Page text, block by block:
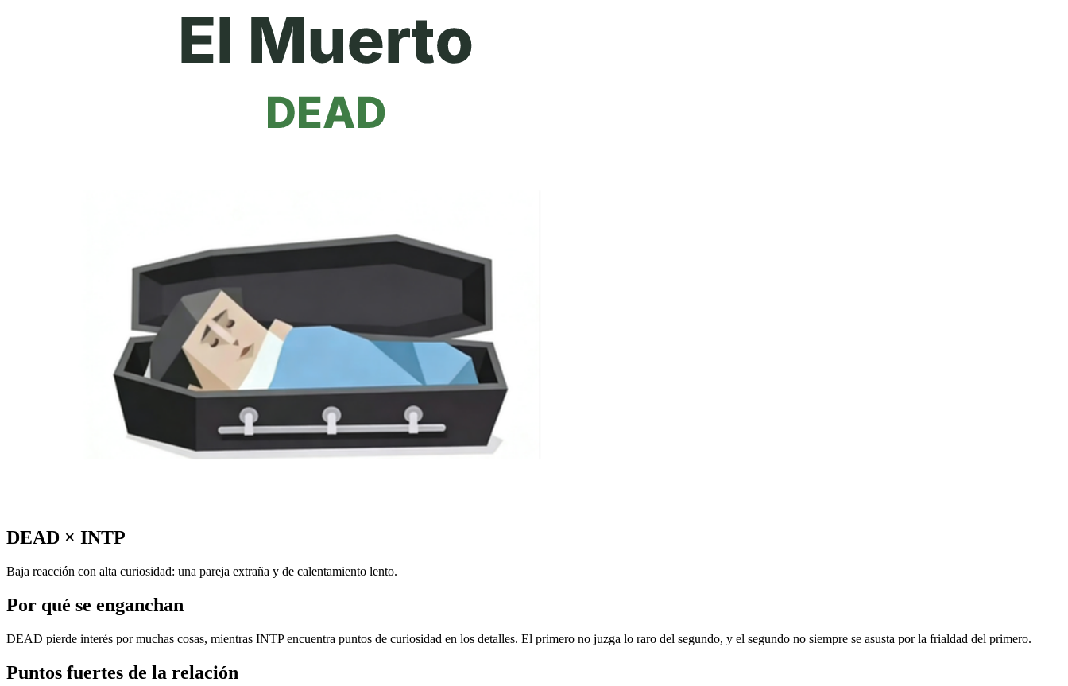
DEAD × INTP
Baja reacción con alta curiosidad: una pareja extraña y de calentamiento lento.
Por qué se enganchan
DEAD pierde interés por muchas cosas, mientras INTP encuentra puntos de curiosidad en los detalles. El primero no juzga lo raro del segundo, y el segundo no siempre se asusta por la frialdad del primero.
Puntos fuertes de la relación